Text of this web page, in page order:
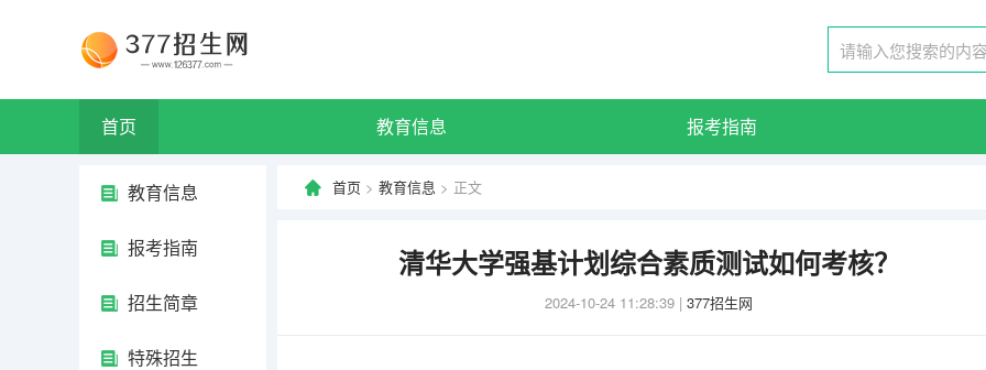
首页 教育信息 报考指南
教育信息
报考指南
招生简章
特殊招生
首页 > 教育信息 > 正文
清华大学强基计划综合素质测试如何考核？
2024-10-24 11:28:39 | 377招生网